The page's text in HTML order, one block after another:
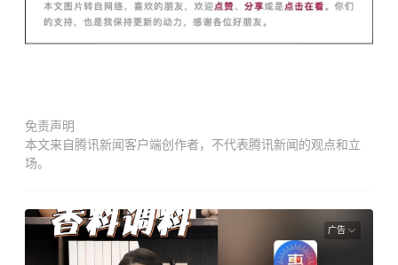
免责声明
本文来自腾讯新闻客户端创作者，不代表腾讯新闻的观点和立
场。
广告